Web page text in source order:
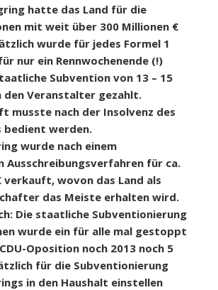
hatte das Land für die
mit weit über 300 Millionen €
wurde für jedes Formel 1
nur ein Rennwochenende (!)
Subvention von 13 – 15
den Veranstalter gezahlt.
musste nach der Insolvenz des
bedient werden.
wurde nach einem
Ausschreibungsverfahren für ca.
verkauft, wovon das Land als
das Meiste erhalten wird.
Die staatliche Subventionierung
wurde ein für alle mal gestoppt
Oposition noch 2013 noch 5
für die Subventionierung
in den Haushalt einstellen